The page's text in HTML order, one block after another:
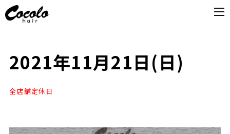
2021年11月21日(日)
全店舗定休日